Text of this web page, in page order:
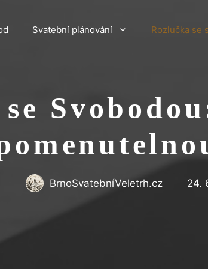
Svatební plánování Rozlučka se
BrnoSvatebníVeletrh.cz 24.